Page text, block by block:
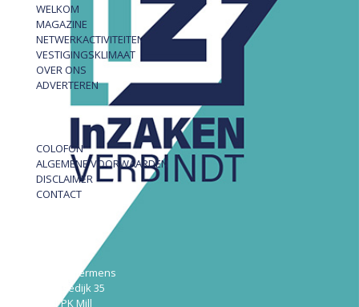
WELKOM
MAGAZINE
NETWERKACTIVITEITEN
VESTIGINGSKLIMAAT
OVER ONS
ADVERTEREN
COLOFON
ALGEMENE VOORWAARDEN
DISCLAIMER
CONTACT
Robert Hermens
Udensedijk 35
5451 PK Mill